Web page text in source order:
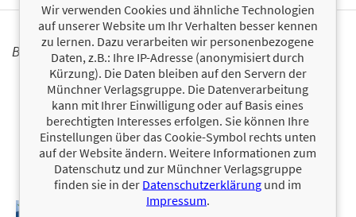
BÜCHER
Wir verwenden Cookies und ähnliche Technologien
auf unserer Website um Ihr Verhalten besser kennen
zu lernen. Dazu verarbeiten wir personenbezogene
Daten, z.B.: Ihre IP-Adresse (anonymisiert durch
Kürzung). Die Daten bleiben auf den Servern der
Münchner Verlagsgruppe. Die Datenverarbeitung
kann mit Ihrer Einwilligung oder auf Basis eines
berechtigten Interesses erfolgen. Sie können Ihre
Einstellungen über das Cookie-Symbol rechts unten
auf der Website ändern. Weitere Informationen zum
Datenschutz und zur Münchner Verlagsgruppe
finden sie in der Datenschutzerklärung und im
Impressum.